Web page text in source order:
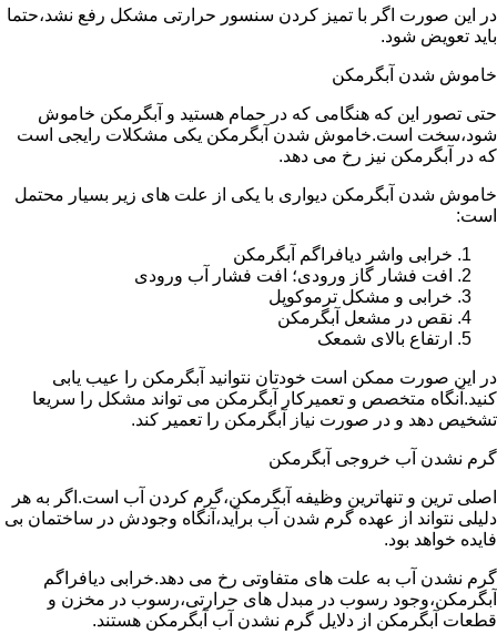
در این صورت اگر با تمیز کردن سنسور حرارتی مشکل رفع نشد،حتما
باید تعویض شود.
خاموش شدن آبگرمکن
حتی تصور این که هنگامی که در حمام هستید و آبگرمکن خاموش
شود،سخت است.خاموش شدن آبگرمکن یکی مشکلات رایجی است
که در آبگرمکن نیز رخ می دهد.
خاموش شدن آبگرمکن دیواری با یکی از علت های زیر بسیار محتمل
است:
خرابی واشر دیافراگم آبگرمکن
افت فشار گاز ورودی؛ افت فشار آب ورودی
خرابی و مشکل ترموکوپل
نقص در مشعل آبگرمکن
ارتفاع بالای شمعک
در این صورت ممکن است خودتان نتوانید آبگرمکن را عیب یابی
کنید.آنگاه متخصص و تعمیرکار آبگرمکن می تواند مشکل را سریعا
تشخیص دهد و در صورت نیاز آبگرمکن را تعمیر کند.
گرم نشدن آب خروجی آبگرمکن
اصلی ترین و تنهاترین وظیفه آبگرمکن،گرم کردن آب است.اگر به هر
دلیلی نتواند از عهده گرم شدن آب برآید،آنگاه وجودش در ساختمان بی
فایده خواهد بود.
گرم نشدن آب به علت های متفاوتی رخ می دهد.خرابی دیافراگم
آبگرمکن،وجود رسوب در مبدل های حرارتی،رسوب در مخزن و
قطعات آبگرمکن از دلایل گرم نشدن آب آبگرمکن هستند.